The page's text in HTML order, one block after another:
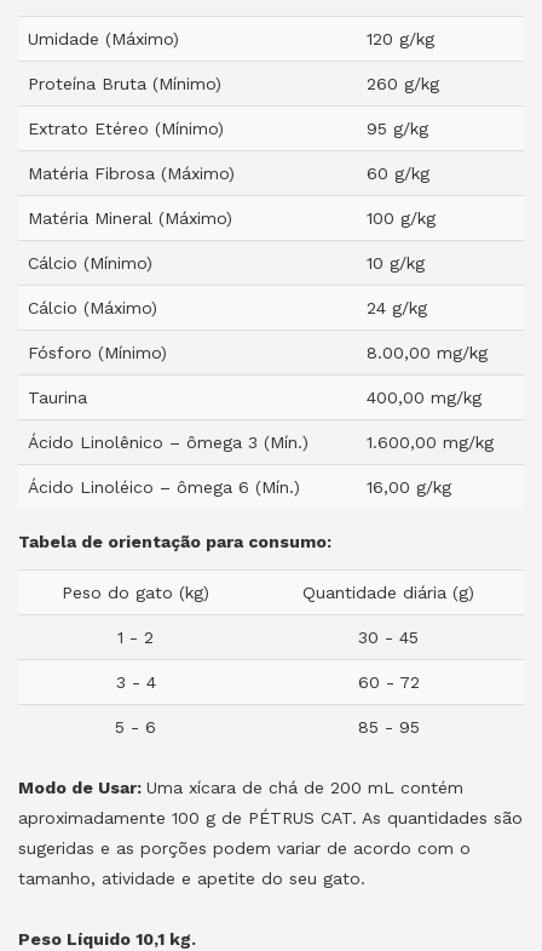
Umidade (Máximo) 120 g/kg
Proteína Bruta (Mínimo) 260 g/kg
Extrato Etéreo (Mínimo) 95 g/kg
Matéria Fibrosa (Máximo) 60 g/kg
Matéria Mineral (Máximo) 100 g/kg
Cálcio (Mínimo) 10 g/kg
Cálcio (Máximo) 24 g/kg
Fósforo (Mínimo) 8.00,00 mg/kg
Taurina 400,00 mg/kg
Ácido Linolênico – ômega 3 (Mín.) 1.600,00 mg/kg
Ácido Linoléico – ômega 6 (Mín.) 16,00 g/kg
Tabela de orientação para consumo:
Peso do gato (kg) Quantidade diária (g)
1 - 2 30 - 45
3 - 4 60 - 72
5 - 6 85 - 95
Modo de Usar: Uma xícara de chá de 200 mL contém
aproximadamente 100 g de PÉTRUS CAT. As quantidades são
sugeridas e as porções podem variar de acordo com o
tamanho, atividade e apetite do seu gato.
Peso Líquido 10,1 kg.